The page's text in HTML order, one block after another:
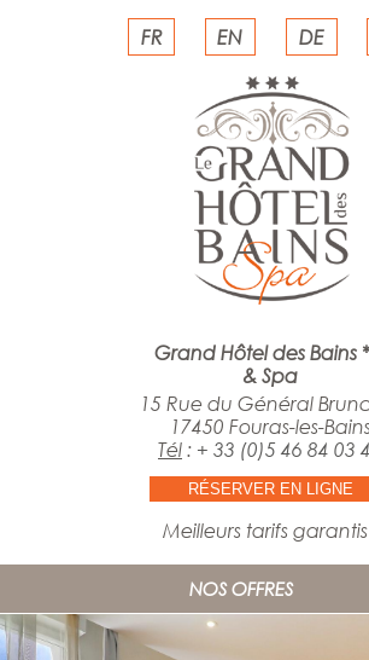
FR EN DE
Grand Hôtel des Bains
& Spa
15 Rue du Général
17450 Fouras-les-
Tél : + 33 (0)5 46 84 03
RÉSERVER EN LIGNE
Meilleurs tarifs
NOS OFFRES